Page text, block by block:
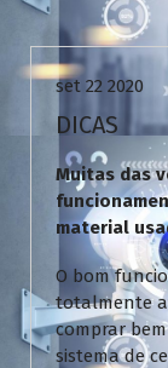
Uncategorized
set 22 2020
DICAS
Muitas das
material
O bom
totalmente
comprar
sistema de